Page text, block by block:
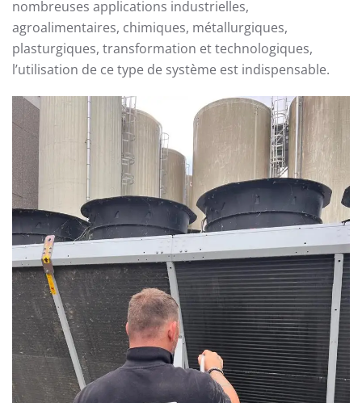
nombreuses applications industrielles,
agroalimentaires, chimiques, métallurgiques,
plasturgiques, transformation et technologiques,
l’utilisation de ce type de système est indispensable.